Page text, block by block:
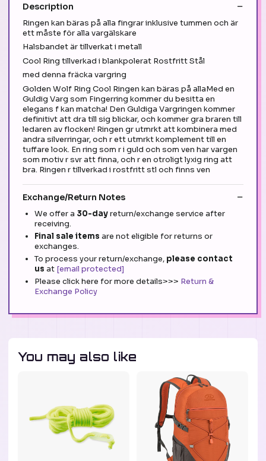
Description
Ringen kan bäras på alla fingrar inklusive tummen och är
ett måste för alla vargälskare
Halsbandet är tillverkat i metall
Cool Ring tillverkad i blankpolerat Rostfritt Stål
med denna fräcka vargring
Golden Wolf Ring Cool Ringen kan bäras på allaMed en
Guldig Varg som Fingerring kommer du besitta en
elegans f kan matcha! Den Guldiga Vargringen kommer
definitivt att dra till sig blickar, och kommer gra braren till
ledaren av flocken! Ringen gr utmrkt att kombinera med
andra silverringar, och r ett utmrkt komplement till en
tuffare look. En ring som r i guld och som ven har vargen
som motiv r svr att finna, och r en otroligt lyxig ring att
bra. Ringen r tillverkad i rostfritt stl och finns ven
Exchange/Return Notes
We offer a 30-dayreturn/exchange service after
receiving.
Final sale items are not eligible for returns or
exchanges.
To process your return/exchange, please contact
us at [email protected]
Please click here for more details>>> Return &
Exchange Policy
You may also like